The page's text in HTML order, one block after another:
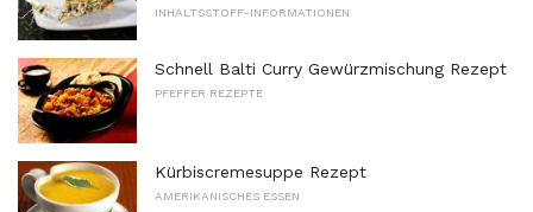
INHALTSSTOFF-INFORMATIONEN
Schnell Balti Curry Gewürzmischung Rezept
PFEFFER REZEPTE
Kürbiscremesuppe Rezept
AMERIKANISCHES ESSEN